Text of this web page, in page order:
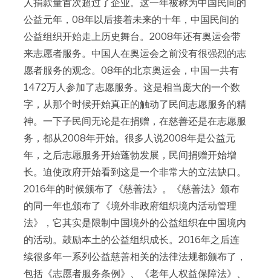
人捐款量首次超过了企业。这一年被称为中国民间的
公益元年，08年以后接着未来的十年，中国民间的
公益组织开始走上历史舞台。2008年还有奥运会带
来志愿者服务。中国人在奥运会之前没有很强烈的志
愿者服务的观念。08年的北京奥运会，中国一共有
1472万人参加了志愿服务。这是相当庞大的一个数
字，从那个时候开始真正的触动了民间志愿服务的精
神。一下子民间无论是在捐赠，在慈善还是在志愿服
务，都从2008年开始。很多人说2008年是公益元
年，之后志愿服务开始蓬勃发展，民间捐赠开始增
长。迫使政府开始看到这是一个非常大的立法缺口。
2016年的时候颁布了《慈善法》。《慈善法》颁布
的同一年也颁布了《境外非政府组织境内活动管理
法》，它其实是限制中国境外的公益组织在中国境内
的活动。鼓励本土的公益组织成长。2016年之后连
续很多年一系列公益慈善相关的法律法规都颁布了，
包括《志愿者服务条例》、《老年人权益保障法》、